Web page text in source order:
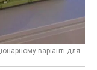
варіанті для